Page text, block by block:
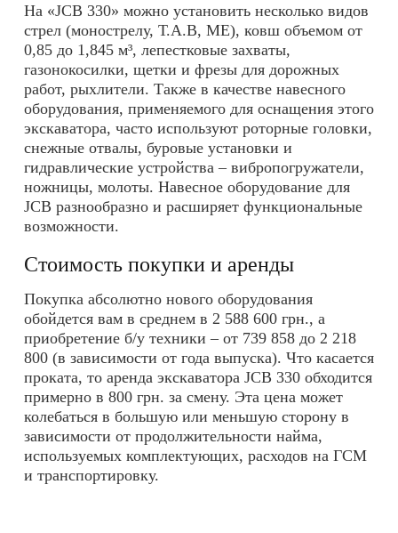
На «JCB 330» можно установить несколько видов
стрел (монострелу, Т.А.В, МЕ), ковш объемом от
0,85 до 1,845 м³, лепестковые захваты,
газонокосилки, щетки и фрезы для дорожных
работ, рыхлители. Также в качестве навесного
оборудования, применяемого для оснащения этого
экскаватора, часто используют роторные головки,
снежные отвалы, буровые установки и
гидравлические устройства – вибропогружатели,
ножницы, молоты. Навесное оборудование для
JCB разнообразно и расширяет функциональные
возможности.
Стоимость покупки и аренды
Покупка абсолютно нового оборудования
обойдется вам в среднем в 2 588 600 грн., а
приобретение б/у техники – от 739 858 до 2 218
800 (в зависимости от года выпуска). Что касается
проката, то аренда экскаватора JCB 330 обходится
примерно в 800 грн. за смену. Эта цена может
колебаться в большую или меньшую сторону в
зависимости от продолжительности найма,
используемых комплектующих, расходов на ГСМ
и транспортировку.